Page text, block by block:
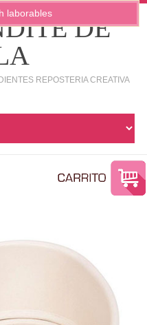
DE
REPOSTERIA CREATIVA
laborables